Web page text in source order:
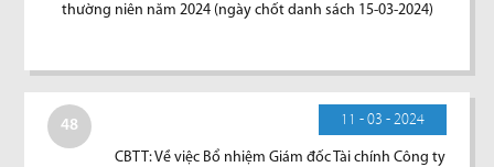
thường niên năm 2024 (ngày chốt danh sách 15-03-2024)
48 11 - 03 - 2024
CBTT: Về việc Bổ nhiệm Giám đốc Tài chính Công ty